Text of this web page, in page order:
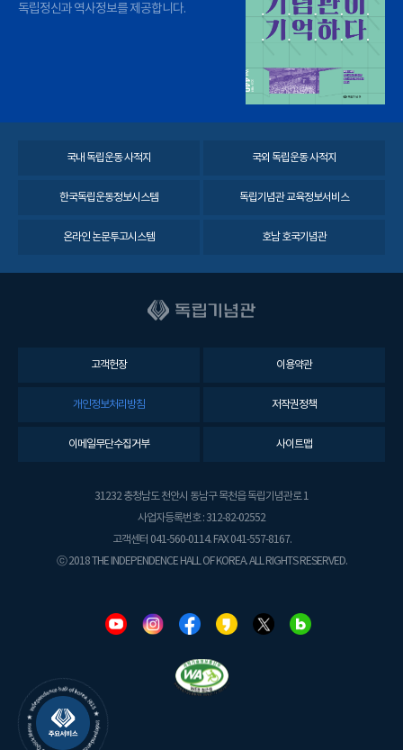
독립정신과 역사정보를 제공합니다.
국내 독립운동 사적지 국외 독립운동 사적지
한국독립운동정보시스템 독립기념관 교육정보서비스
온라인 논문투고시스템 호남 호국기념관
고객헌장 이용약관
개인정보처리방침 저작권정책
이메일무단수집거부 사이트맵
31232 충청남도 천안시 동남구 목천읍 독립기념관로 1
사업자등록번호 : 312-82-02552
고객센터 041-560-0114. FAX 041-557-8167.
ⓒ 2018 THE INDEPENDENCE HALL OF KOREA. ALL RIGHTS RESERVED.